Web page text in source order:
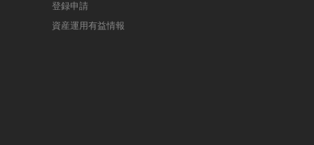
登録申請
資産運用有益情報